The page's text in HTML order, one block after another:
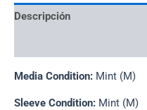
Descripción
Media Condition: Mint (M)
Sleeve Condition: Mint (M)